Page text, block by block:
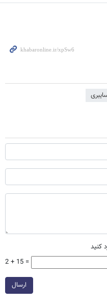
کنید
2 + 15 =
ارسال